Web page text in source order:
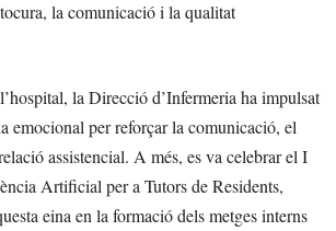
la comunicació i la qualitat
la Direcció d’Infermeria ha impulsat
emocional per reforçar la comunicació, el
assistencial. A més, es va celebrar el I
Artificial per a Tutors de Residents,
eina en la formació dels metges interns